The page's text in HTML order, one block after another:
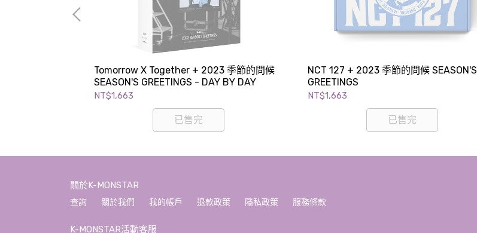
Tomorrow X Together + 2023 季節的問候
SEASON'S GREETINGS - DAY BY DAY
NT$1,663
已售完
NCT 127 + 2023 季節的問候 SEASON'S
GREETINGS
NT$1,663
已售完
關於K-MONSTAR
查詢 關於我們 我的帳戶 退款政策 隱私政策 服務條款
K-MONSTAR活動客服